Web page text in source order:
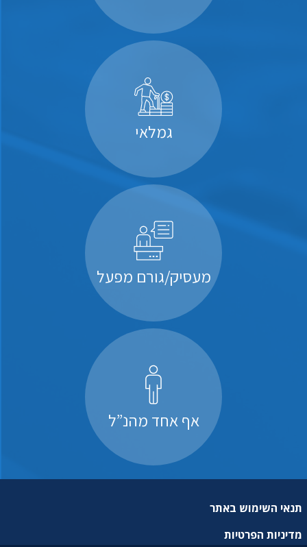
גמלאי
מעסיק/גורם מפעל
אף אחד מהנ”ל
תנאי השימוש באתר
מדיניות הפרטיות